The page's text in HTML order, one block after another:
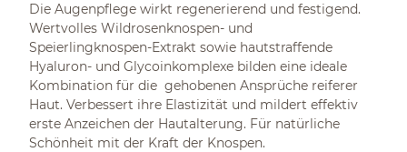
Die Augenpflege wirkt regenerierend und festigend.
Wertvolles Wildrosenknospen- und
Speierlingknospen-Extrakt sowie hautstraffende
Hyaluron- und Glycoinkomplexe bilden eine ideale
Kombination für die gehobenen Ansprüche reiferer
Haut. Verbessert ihre Elastizität und mildert effektiv
erste Anzeichen der Hautalterung. Für natürliche
Schönheit mit der Kraft der Knospen.